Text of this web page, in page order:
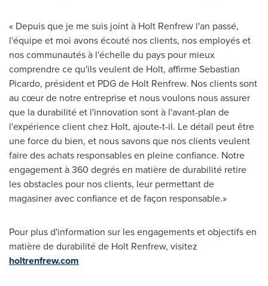
« Depuis que je me suis joint à Holt Renfrew l'an passé,
l'équipe et moi avons écouté nos clients, nos employés et
nos communautés à l'échelle du pays pour mieux
comprendre ce qu'ils veulent de Holt, affirmeSebastian
Picardo, président et PDG de Holt Renfrew. Nos clients sont
au cœur de notre entreprise et nous voulons nous assurer
que la durabilité et l'innovation sont à l'avant-plan de
l'expérience client chez Holt, ajoute-t-il. Le détail peut être
une force du bien, et nous savons que nos clients veulent
faire des achats responsables en pleine confiance. Notre
engagement à 360 degrés en matière de durabilité retire
les obstacles pour nos clients, leur permettant de
magasiner avec confiance et de façon responsable.»
Pour plus d'information sur les engagements et objectifs en
matière de durabilité de Holt Renfrew, visitez
holtrenfrew.com